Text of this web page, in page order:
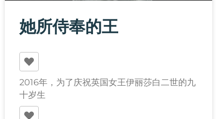
她所侍奉的王
2016年，为了庆祝英国女王伊丽莎白二世的九
十岁生